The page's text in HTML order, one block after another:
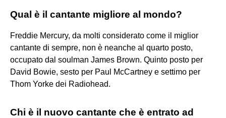
Qual è il cantante migliore al mondo?
Freddie Mercury, da molti considerato come il miglior
cantante di sempre, non è neanche al quarto posto,
occupato dal soulman James Brown. Quinto posto per
David Bowie, sesto per Paul McCartney e settimo per
Thom Yorke dei Radiohead.
Chi è il nuovo cantante che è entrato ad